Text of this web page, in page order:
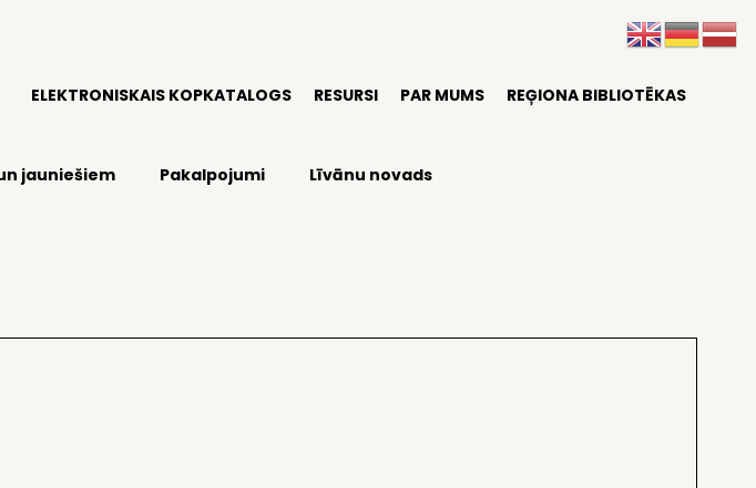
ELEKTRONISKAIS KOPKATALOGS RESURSI PAR MUMS REĢIONA BIBLIOTĒKAS
jauniešiem Pakalpojumi Līvānu novads